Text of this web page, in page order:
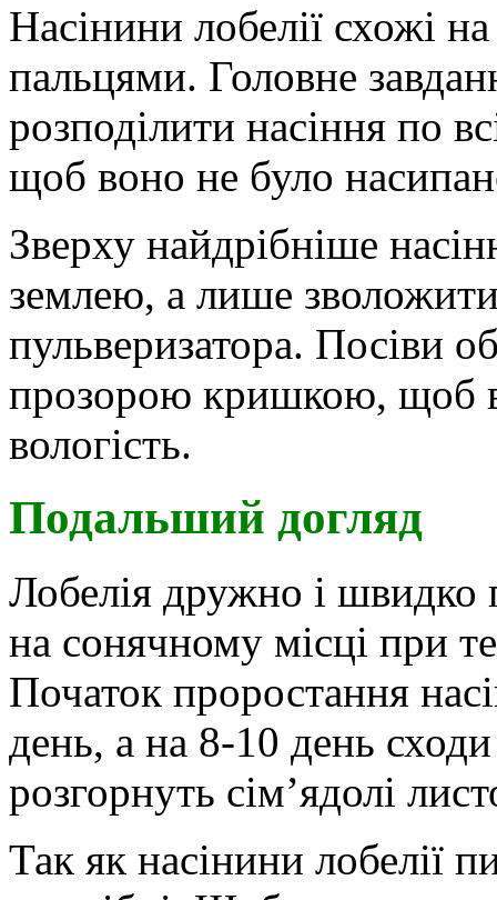
Насінини лобелії схожі
пальцями. Головне
розподілити насіння по
щоб воно не було
Зверху найдрібніше
землею, а лише
пульверизатора. Посіви
прозорою кришкою, щоб
вологість.
Подальший догляд
Лобелія дружно і швидко
на сонячному місці при
Початок проростання
день, а на 8-10 день
розгорнуть сім’ядолі
Так як насінини лобелії